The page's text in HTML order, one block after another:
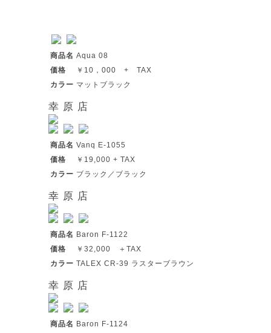
商品名 Aqua 08
価格
￥10，000 + TAX
カラー マットブラック
幸 原 店
商品名 Vanq E-1055
価格
￥19,000 + TAX
カラー ブラック／ブラック
幸 原 店
商品名 Baron F-1122
価格
￥32,000 ＋TAX
カラー TALEX CR-39 ラスターブラウン
幸 原 店
商品名 Baron F-1124